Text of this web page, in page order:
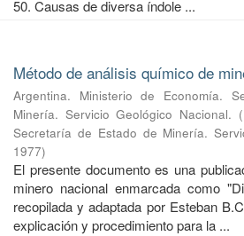
50. Causas de diversa índole ...
Método de análisis químico de
Argentina. Ministerio de Economía.
Minería. Servicio Geológico Nacional. (
Secretaría de Estado de Minería.
1977)
El presente documento es una
minero nacional enmarcada como
recopilada y adaptada por Esteban
explicación y procedimiento para la ...